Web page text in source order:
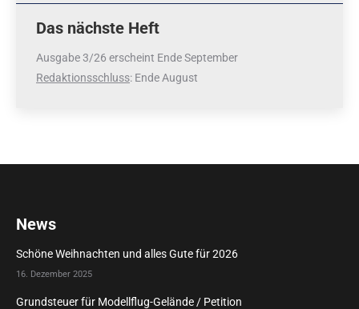
Das nächste Heft
Ausgabe 3/26 erscheint Ende September
Redaktionsschluss: Ende August
News
Schöne Weihnachten und alles Gute für 2026
16. Dezember 2025
Grundsteuer für Modellflug-Gelände / Petition